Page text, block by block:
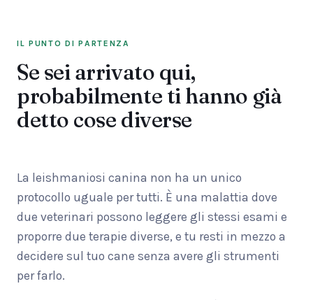
IL PUNTO DI PARTENZA
Se sei arrivato qui,
probabilmente ti hanno già
detto cose diverse
La leishmaniosi canina non ha un unico
protocollo uguale per tutti. È una malattia dove
due veterinari possono leggere gli stessi esami e
proporre due terapie diverse, e tu resti in mezzo a
decidere sul tuo cane senza avere gli strumenti
per farlo.